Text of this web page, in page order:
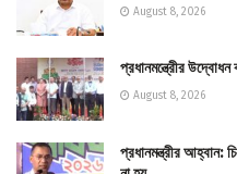
August 8, 2026
প্রধানমন্ত্রীের
August 8, 2026
প্রধানমন্ত্রীর আহ্বান: